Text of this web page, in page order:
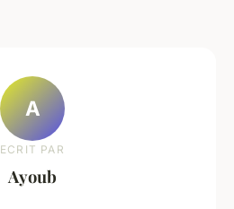
A
ECRIT PAR
Ayoub